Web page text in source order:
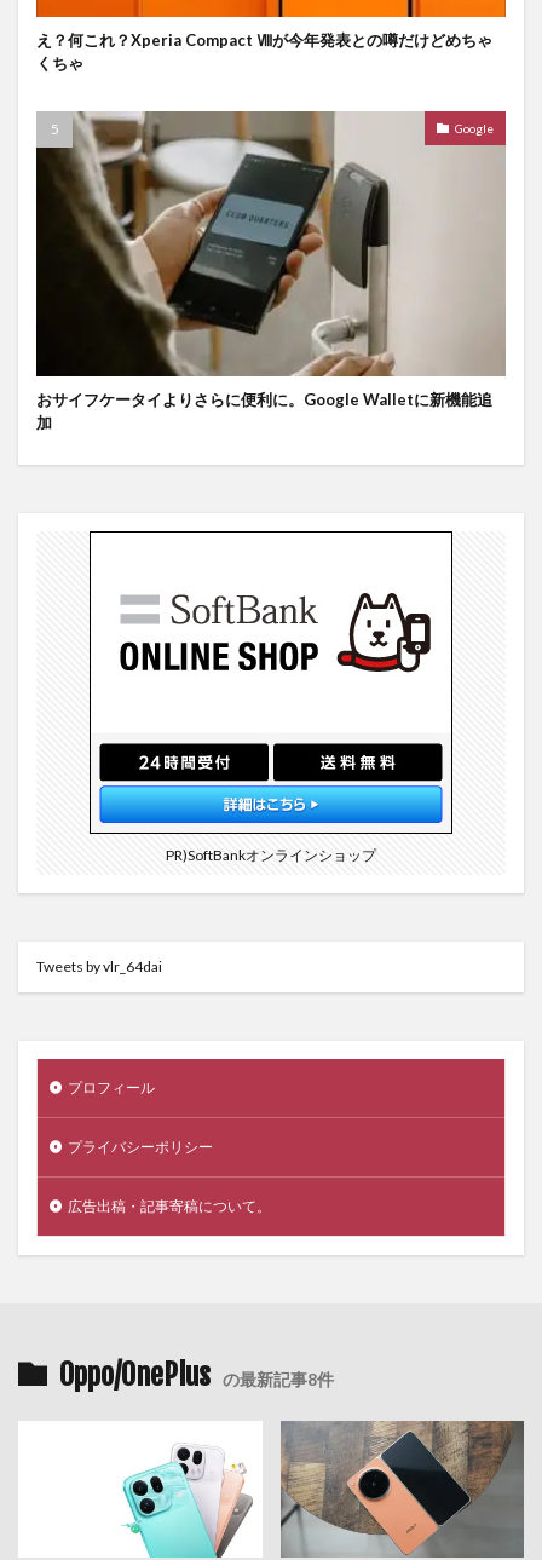
え？何これ？Xperia Compact Ⅷが今年発表との噂だけどめちゃ
くちゃ
Google
おサイフケータイよりさらに便利に。Google Walletに新機能追
加
PR)SoftBankオンラインショップ
Tweets by vlr_64dai
プロフィール
プライバシーポリシー
広告出稿・記事寄稿について。
Oppo/OnePlus の最新記事8件